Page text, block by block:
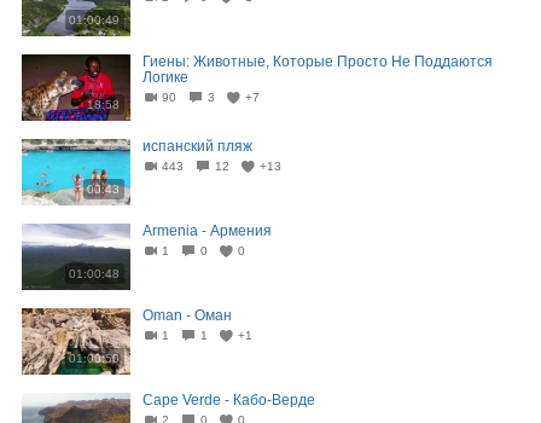
01:00:49
18:58
Гиены: Животные, Которые Просто Не Поддаются
Логике
90 3 +7
00:43
испанский пляж
443 12 +13
01:00:48
Armenia - Армения
1 0 0
01:00:50
Oman - Оман
1 1 +1
Cape Verde - Кабо-Верде
2 0 0